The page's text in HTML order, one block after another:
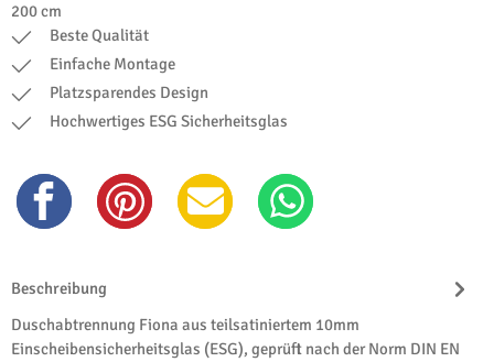
200 cm
Beste Qualität
Einfache Montage
Platzsparendes Design
Hochwertiges ESG Sicherheitsglas
Beschreibung
Duschabtrennung Fiona aus teilsatiniertem 10mm
Einscheibensicherheitsglas (ESG), geprüft nach der Norm DIN EN